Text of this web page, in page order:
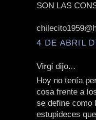
SON LAS
4 DE ABRIL
Virgi dijo...
Hoy no tenía
cosa frente a
se define como
estupideces